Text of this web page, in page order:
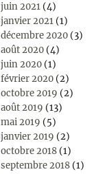
juin 2021 (4)
janvier 2021 (1)
décembre 2020 (3)
août 2020 (4)
juin 2020 (1)
février 2020 (2)
octobre 2019 (2)
août 2019 (13)
mai 2019 (5)
janvier 2019 (2)
octobre 2018 (1)
septembre 2018 (1)